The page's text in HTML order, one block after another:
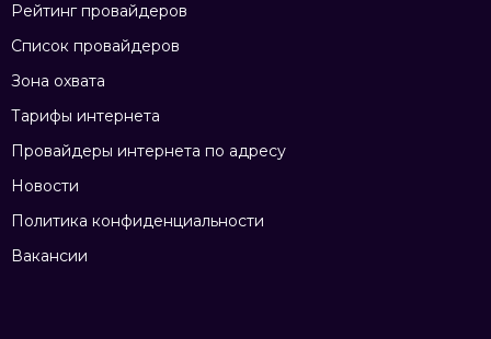
Рейтинг провайдеров
Список провайдеров
Зона охвата
Тарифы интернета
Провайдеры интернета по адресу
Новости
Политика конфиденциальности
Вакансии